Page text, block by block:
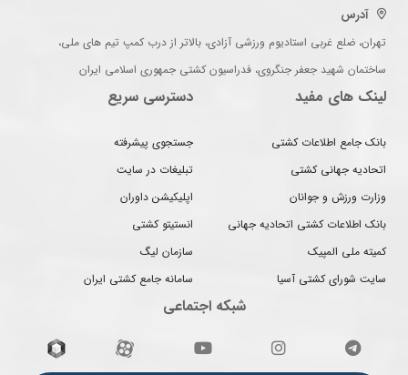
آدرس
تهران، ضلع غربی استادیوم ورزشی آزادی، بالاتر از درب کمپ تیم های ملی،
ساختمان شهید جعفر جنگروی، فدراسیون کشتی جمهوری اسلامی ایران
لینک های مفید
بانک جامع اطلاعات کشتی
اتحادیه جهانی کشتی
وزارت ورزش و جوانان
بانک اطلاعات کشتی اتحادیه جهانی
کمیته ملی المپیک
سایت شورای کشتی آسیا
دسترسی سریع
جستجوی پیشرفته
تبلیغات در سایت
اپلیکیشن داوران
انستیتو کشتی
سازمان لیگ
سامانه جامع کشتی ایران
شبکه اجتماعی